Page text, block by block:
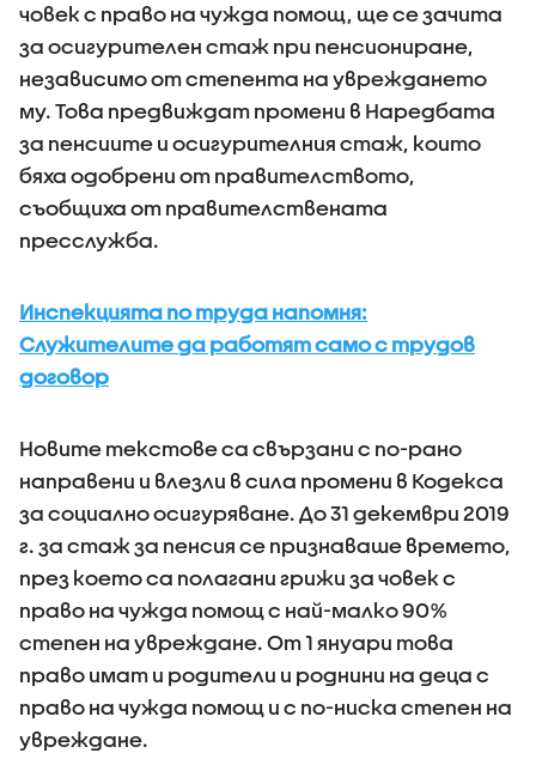
човек с право на чужда помощ, ще се зачита
за осигурителен стаж при пенсиониране,
независимо от степента на увреждането
му. Това предвиждат промени в Наредбата
за пенсиите и осигурителния стаж, които
бяха одобрени от правителството,
съобщиха от правителствената
пресслужба.
Инспекцията по труда напомня:
Служителите да работят само с трудов
договор
Новите текстове са свързани с по-рано
направени и влезли в сила промени в Кодекса
за социално осигуряване. До 31 декември 2019
г. за стаж за пенсия се признаваше времето,
през което са полагани грижи за човек с
право на чужда помощ с най-малко 90%
степен на увреждане. От 1 януари това
право имат и родители и роднини на деца с
право на чужда помощ и с по-ниска степен на
увреждане.